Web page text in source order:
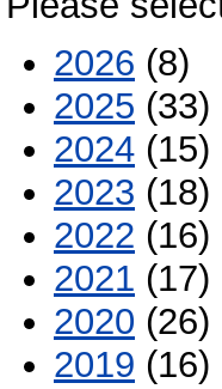
2026 (8)
2025 (33)
2024 (15)
2023 (18)
2022 (16)
2021 (17)
2020 (26)
2019 (16)